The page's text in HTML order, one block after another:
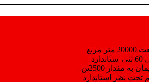
مربع
مقدار 2500تن
تحت نظر استاندارد